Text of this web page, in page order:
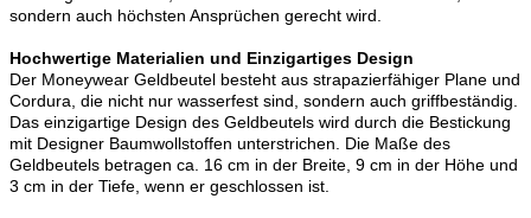
sondern auch höchsten Ansprüchen gerecht wird.
Hochwertige Materialien und Einzigartiges Design
Der Moneywear Geldbeutel besteht aus strapazierfähiger Plane und
Cordura, die nicht nur wasserfest sind, sondern auch griffbeständig.
Das einzigartige Design des Geldbeutels wird durch die Bestickung
mit Designer Baumwollstoffen unterstrichen. Die Maße des
Geldbeutels betragen ca. 16 cm in der Breite, 9 cm in der Höhe und
3 cm in der Tiefe, wenn er geschlossen ist.